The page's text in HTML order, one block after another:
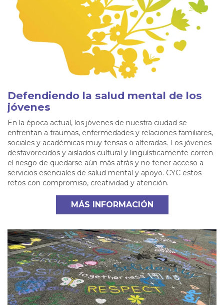
Defendiendo la salud mental de los
jóvenes
En la época actual, los jóvenes de nuestra ciudad se
enfrentan a traumas, enfermedades y relaciones familiares,
sociales y académicas muy tensas o alteradas. Los jóvenes
desfavorecidos y aislados cultural y lingüísticamente corren
el riesgo de quedarse aún más atrás y no tener acceso a
servicios esenciales de salud mental y apoyo. CYC estos
retos con compromiso, creatividad y atención.
MÁS INFORMACIÓN